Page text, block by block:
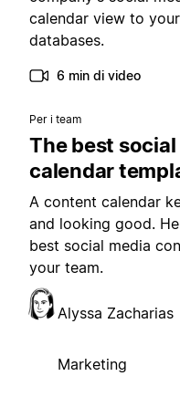
calendar view to
databases.
6 min di video
Per i team
The best
calendar
A content calendar
and looking good.
best social media
your team.
Alyssa Zacharias
Marketing